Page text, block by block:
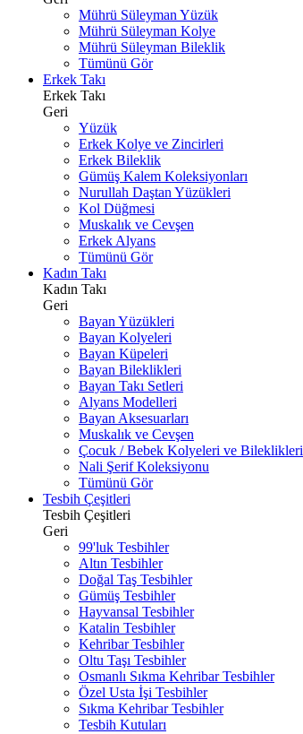
Mührü Süleyman Yüzük
Mührü Süleyman Kolye
Mührü Süleyman Bileklik
Tümünü Gör
Erkek Takı
Erkek Takı
Geri
Yüzük
Erkek Kolye ve Zincirleri
Erkek Bileklik
Gümüş Kalem Koleksiyonları
Nurullah Daştan Yüzükleri
Kol Düğmesi
Muskalık ve Cevşen
Erkek Alyans
Tümünü Gör
Kadın Takı
Kadın Takı
Geri
Bayan Yüzükleri
Bayan Kolyeleri
Bayan Küpeleri
Bayan Bileklikleri
Bayan Takı Setleri
Alyans Modelleri
Bayan Aksesuarları
Muskalık ve Cevşen
Çocuk / Bebek Kolyeleri ve Bileklikleri
Nali Şerif Koleksiyonu
Tümünü Gör
Tesbih Çeşitleri
Tesbih Çeşitleri
Geri
99'luk Tesbihler
Altın Tesbihler
Doğal Taş Tesbihler
Gümüş Tesbihler
Hayvansal Tesbihler
Katalin Tesbihler
Kehribar Tesbihler
Oltu Taşı Tesbihler
Osmanlı Sıkma Kehribar Tesbihler
Özel Usta İşi Tesbihler
Sıkma Kehribar Tesbihler
Tesbih Kutuları